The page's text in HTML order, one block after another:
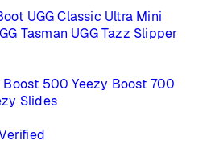
UGG Classic Ultra Mini
Tasman UGG Tazz Slipper
Boost 500 Yeezy Boost 700
Slides